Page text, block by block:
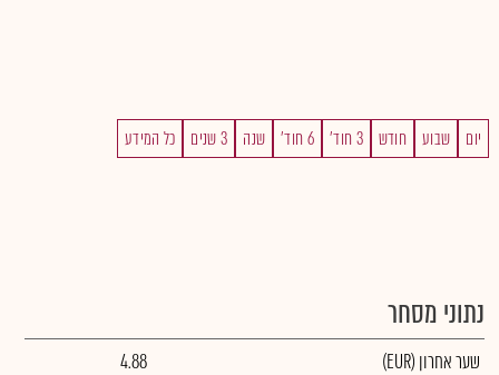
יום שבוע חודש 3 חוד' 6 חוד' שנה 3 שנים כל המידע
נתוני מסחר
שער אחרון (EUR)
4.88